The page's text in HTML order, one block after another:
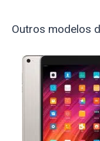
Outros modelos